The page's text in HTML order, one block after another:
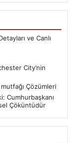
ve Canlı
City’nin
Çözümleri
Cumhurbaşkanı
Çöküntüdür